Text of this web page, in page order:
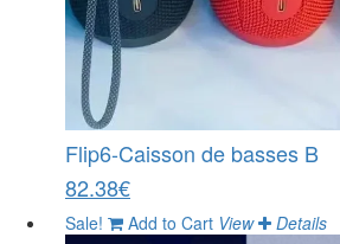
Flip6-Caisson de basses B
82.38€
Sale! Add to Cart View Details